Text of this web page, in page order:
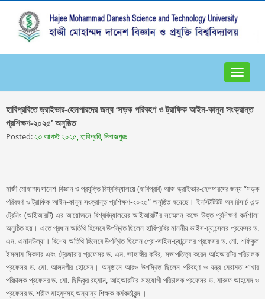
Toggle
হাবিপ্রবিতে ড্রাইভার-হেলপারদের জন্য ‘সড়ক পরিবহণ ও ট্রাফিক আইন-কানুন সংক্রান্ত
প্রশিক্ষণ-২০২৫’ অনুষ্ঠিত
Posted:২৩ আগস্ট ২০২৫, হাবিপ্রবি, দিনাজপুরঃ
হাজী মোহাম্মদ দানেশ বিজ্ঞান ও প্রযুক্তি বিশ্ববিদ্যালয়ে (হাবিপ্রবি) আজ ড্রাইভার-হেলপারদের জন্য “সড়ক
পরিবহণ ও ট্রাফিক আইন-কানুন সংক্রান্ত প্রশিক্ষণ-২০২৫” অনুষ্ঠিত হয়েছে। ইনস্টিটিউট অব রিসার্চ এন্ড
ট্রেনিং (আইআরটি) এর আয়োজনে বিশ্ববিদ্যালয়ের আইআরটি'র সম্মেলন কক্ষে উক্ত প্রশিক্ষণ কর্মশালা
অনুষ্ঠিত হয়। এতে প্রধান অতিথি হিসেবে উপস্থিত ছিলেন হাবিপ্রবির মাননীয় ভাইস-চ্যান্সেলর প্রফেসর ড.
এম. এনামউল্যা। বিশেষ অতিথি হিসেবে উপস্থিত ছিলেন প্রো-ভাইস-চ্যান্সেলর প্রফেসর ড. মো. শফিকুল
ইসলাম সিকদার এবং ট্রেজারার প্রফেসর ড. এম. জাহাঙ্গীর কবির, সভাপতিত্ব করেন আইআরটির পরিচালক
প্রফেসর ড. মো. আলমগীর হোসেন। অনুষ্ঠানে আরও উপস্থিত ছিলেন পরিবহণ ও যন্ত্র মেরামত শাখার
পরিচালক প্রফেসর ড. মো. ছিদ্দিকুর রহমান, আইআরটি’র সহযোগী পরিচালক প্রফেসর ড. মারুফ আহমেদ ও
প্রফেসর ড. শরীফ মাহমুদসহ অন্যান্য শিক্ষক-কর্মকর্তাবৃন্দ ।